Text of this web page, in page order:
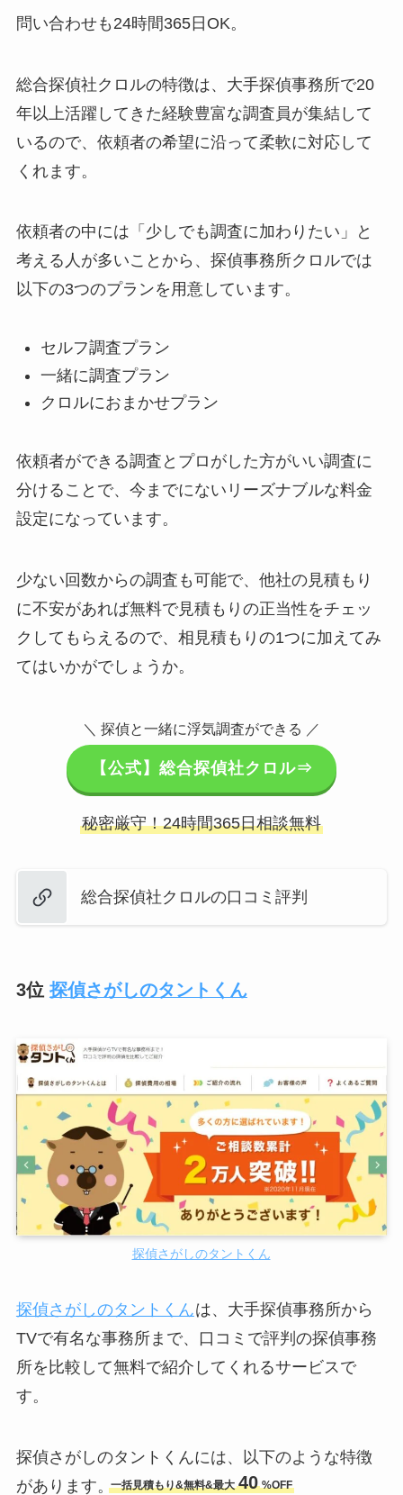
問い合わせも24時間365日OK。
総合探偵社クロルの特徴は、大手探偵事務所で20
年以上活躍してきた経験豊富な調査員が集結して
いるので、依頼者の希望に沿って柔軟に対応して
くれます。
依頼者の中には「少しでも調査に加わりたい」と
考える人が多いことから、探偵事務所クロルでは
以下の3つのプランを用意しています。
セルフ調査プラン
一緒に調査プラン
クロルにおまかせプラン
依頼者ができる調査とプロがした方がいい調査に
分けることで、今までにないリーズナブルな料金
設定になっています。
少ない回数からの調査も可能で、他社の見積もり
に不安があれば無料で見積もりの正当性をチェッ
クしてもらえるので、相見積もりの1つに加えてみ
てはいかがでしょうか。
＼ 探偵と一緒に浮気調査ができる ／
【公式】総合探偵社クロル⇒
秘密厳守！24時間365日相談無料
総合探偵社クロルの口コミ評判
3位 探偵さがしのタントくん
探偵さがしのタントくん
探偵さがしのタントくんは、大手探偵事務所から
TVで有名な事務所まで、口コミで評判の探偵事務
所を比較して無料で紹介してくれるサービスで
す。
探偵さがしのタントくんには、以下のような特徴
があります。一括見積もり&無料&最大 40 %OFF